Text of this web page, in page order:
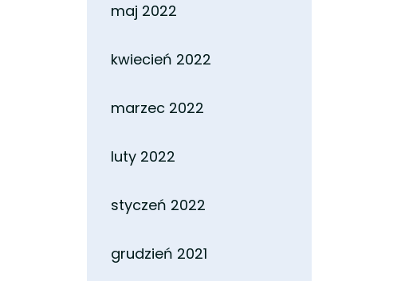
maj 2022
kwiecień 2022
marzec 2022
luty 2022
styczeń 2022
grudzień 2021